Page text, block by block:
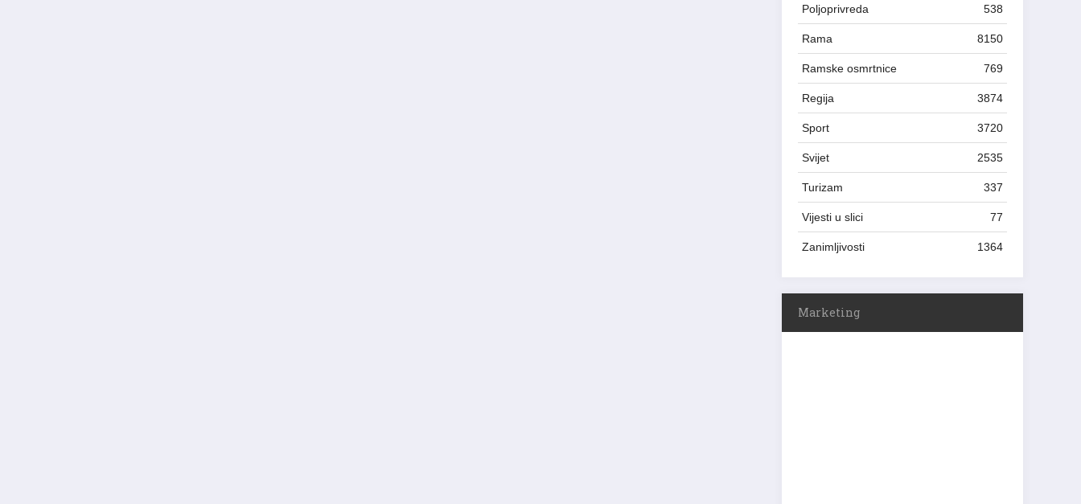
Poljoprivreda 538
Rama 8150
Ramske osmrtnice 769
Regija 3874
Sport 3720
Svijet 2535
Turizam 337
Vijesti u slici 77
Zanimljivosti 1364
Marketing